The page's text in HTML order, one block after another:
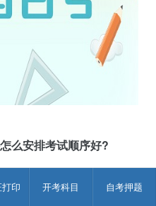
印 开考科目 自考押题
么安排考试顺序好?
增强自信，另一方面在学习简